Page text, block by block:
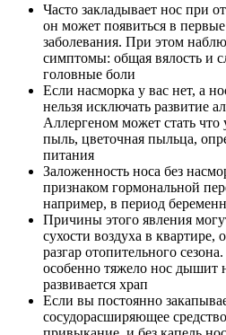
Часто закладывает нос при
он может появиться в
заболевания. При этом
симптомы: общая вялость и
головные боли
Если насморка у вас нет, а
нельзя исключать развитие
Аллергеном может стать
пыль, цветочная пыльца,
питания
Заложенность носа без
признаком гормональной
например, в период
Причины этого явления
сухости воздуха в квартире,
разгар отопительного
особенно тяжело нос дышит
развивается храп
Если вы постоянно
сосудорасширяющее